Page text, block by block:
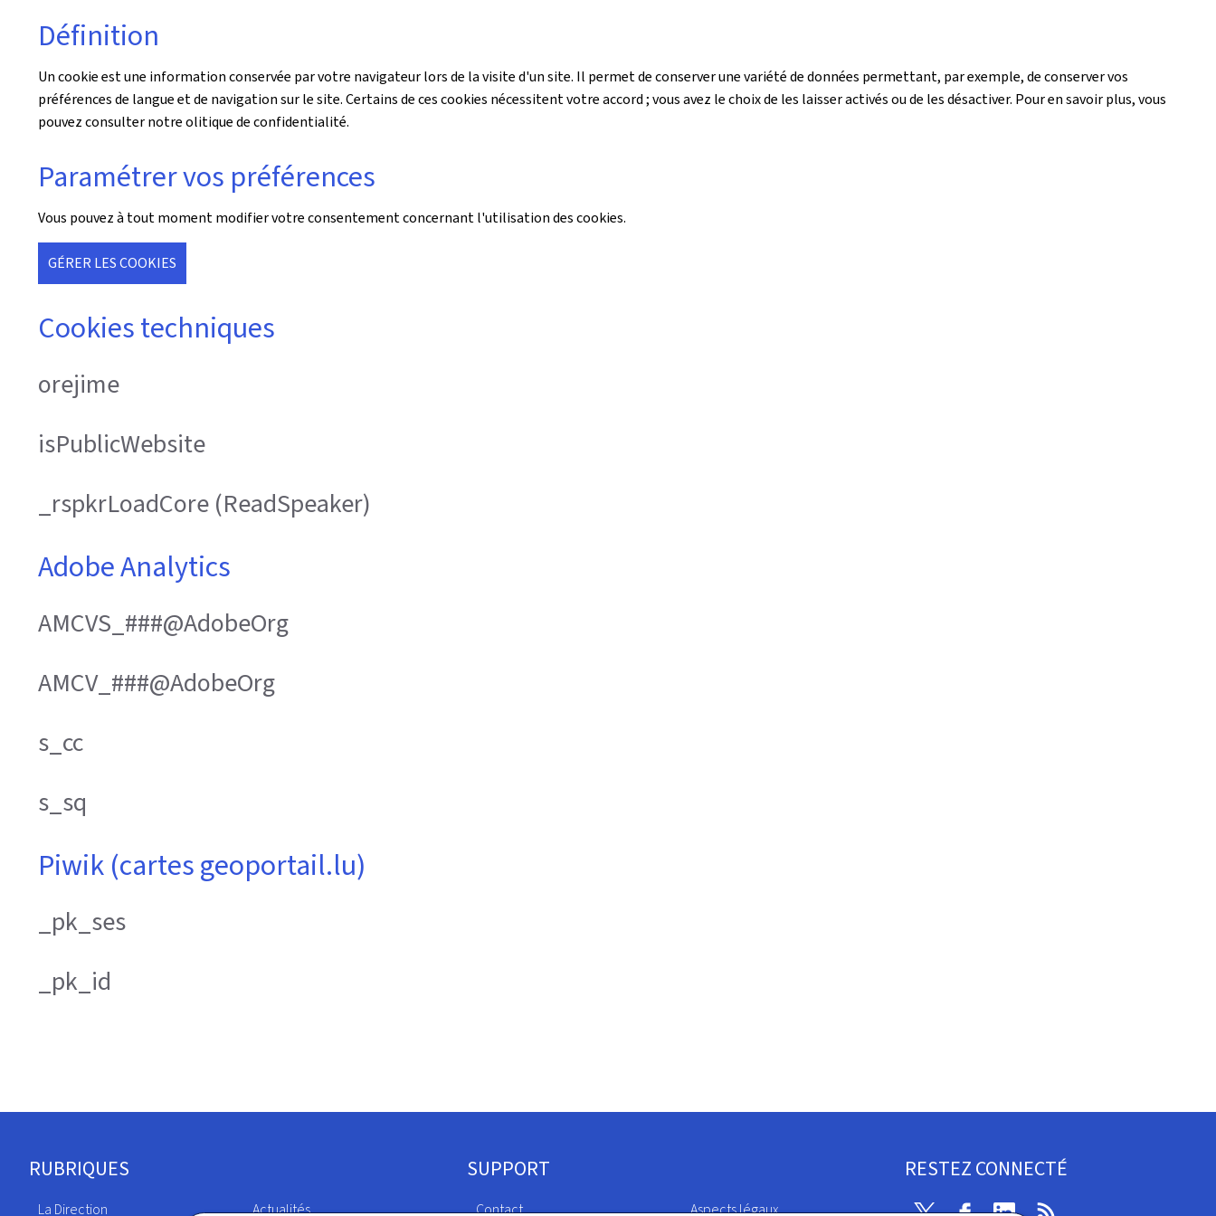
Définition
Un cookie est une information conservée par votre navigateur lors de la visite d'un site. Il permet de conserver une variété de données permettant, par exemple, de conserver vos
préférences de langue et de navigation sur le site. Certains de ces cookies nécessitent votre accord ; vous avez le choix de les laisser activés ou de les désactiver. Pour en savoir plus, vous
pouvez consulter notre olitique de confidentialité.
Paramétrer vos préférences
Vous pouvez à tout moment modifier votre consentement concernant l'utilisation des cookies.
GÉRER LES COOKIES
Cookies techniques
orejime
isPublicWebsite
_rspkrLoadCore (ReadSpeaker)
Adobe Analytics
AMCVS_###@AdobeOrg
AMCV_###@AdobeOrg
s_cc
s_sq
Piwik (cartes geoportail.lu)
_pk_ses
_pk_id
Pied
de
RUBRIQUES
La Direction Actualités
SUPPORT
Contact Aspects légaux
RESTEZ CONNECTÉ
TwitterFacebookLinkedIn